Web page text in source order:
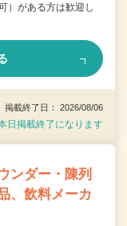
）がある方は歓迎し
載終了日： 2026/08/06
日掲載終了になります
ンダー・陳列
、飲料メーカ